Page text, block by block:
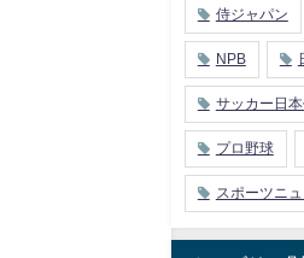
侍ジャパン
NPB
サッカー日
プロ野球
スポーツニ